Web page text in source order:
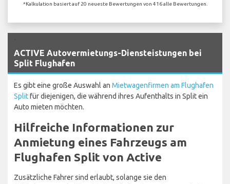
*Kalkulation basiert auf 20 neueste Bewertungen von 416 alle Bewertungen.
ACTIVE Autovermietungs-Diensteistungen bei
Split Flughafen
Es gibt eine große Auswahl an Mietwagenfirmen am Flughafen
Splitfür diejenigen, die während ihres Aufenthalts in Split ein
Auto mieten möchten.
Hilfreiche Informationen zur
Anmietung eines Fahrzeugs am
Flughafen Split von Active
Zusätzliche Fahrer sind erlaubt, solange sie den